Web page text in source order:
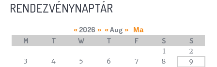
RENDEZVÉNYNAPTÁR
calendar
« 2026 » « Aug » Ma
M T W T F S S
1
2
3
4 5 6 7 8
9